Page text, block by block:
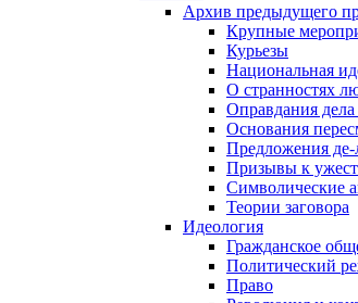
Архив предыдущего
Крупные
Курьезы
Национальная
О странностях
Оправдания
Основания
Предложения де-
Призывы к
Символические
Теории заговора
Идеология
Гражданское
Политический
Право